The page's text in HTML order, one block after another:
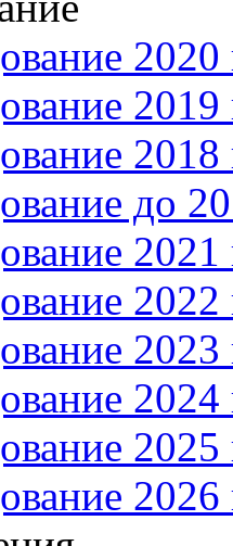
2020
2019
2018
до
2021
2022
2023
2024
2025
2026